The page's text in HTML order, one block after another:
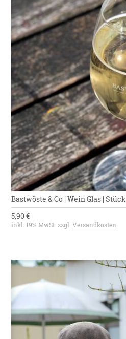
Bastwöste & Co | Wein Glas | Stück
5,90 €
inkl. 19% MwSt. zzgl.Versandkosten